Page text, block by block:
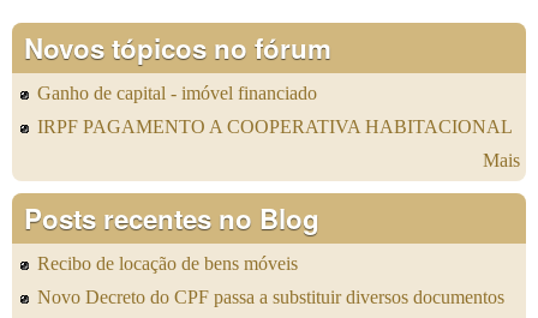
Novos tópicos no fórum
Ganho de capital - imóvel financiado
IRPF PAGAMENTO A COOPERATIVA HABITACIONAL
Mais
Posts recentes no Blog
Recibo de locação de bens móveis
Novo Decreto do CPF passa a substituir diversos documentos